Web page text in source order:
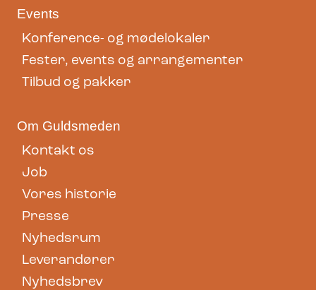
Events
Konference- og mødelokaler
Fester, events og arrangementer
Tilbud og pakker
Om Guldsmeden
Kontakt os
Job
Vores historie
Presse
Nyhedsrum
Leverandører
Nyhedsbrev